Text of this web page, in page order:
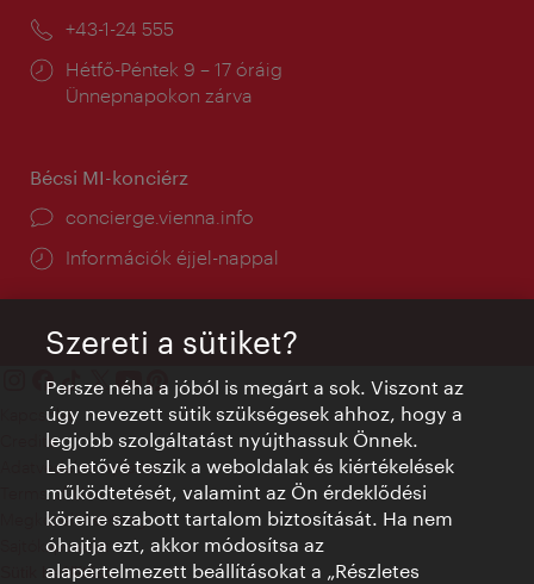
Telefon:
+43-1-24 555
Nyitva
tartás:
Hétfő-Péntek 9 – 17 óráig
Ünnepnapokon zárva
Bécsi MI-konciérz
concierge.vienna.info
Információk éjjel-nappal
Kapcsolat
Credits
Adatvédelmi nyilatkozat
Terms of Use
Megközelíthetőség
Sajtókapcsolat
Sütik beállítása
Szereti a sütiket?
Persze néha a jóból is megárt a sok. Viszont az
úgy nevezett sütik szükségesek ahhoz, hogy a
legjobb szolgáltatást nyújthassuk Önnek.
Lehetővé teszik a weboldalak és kiértékelések
működtetését, valamint az Ön érdeklődési
köreire szabott tartalom biztosítását. Ha nem
óhajtja ezt, akkor módosítsa az
alapértelmezett beállításokat a „Részletes